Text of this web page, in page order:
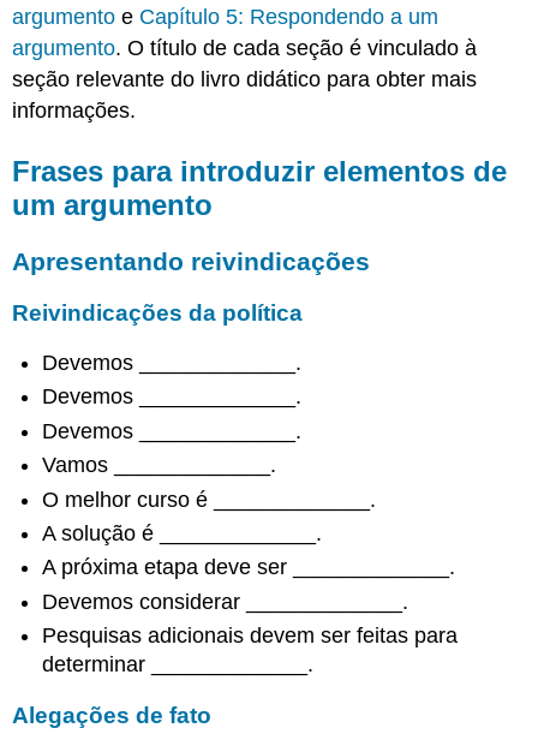
Apresentando
reivindicações
Reivindicações
política
de
fato
de
valor
Reivindicações
comparativas
valor
Motivos
Contra-
argumentos
Contra-
equivocados
Contra-
argumentos
de
forma
Contra-
argumento e Capítulo 5: Respondendo a um
argumento. O título de cada seção é vinculado à
seção relevante do livro didático para obter mais
informações.
Frases para introduzir elementos de
um argumento
Apresentando reivindicações
Reivindicações da política
Devemos _____________.
Devemos _____________.
Devemos _____________.
Vamos _____________.
O melhor curso é _____________.
A solução é _____________.
A próxima etapa deve ser _____________.
Devemos considerar _____________.
Pesquisas adicionais devem ser feitas para
determinar _____________.
Alegações de fato